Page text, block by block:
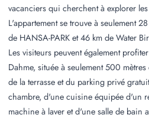
vacanciers qui cherchent à explorer
L'appartement se trouve à seulement
de HANSA-PARK et 46 km de Water
Les visiteurs peuvent également
Dahme, située à seulement 500
de la terrasse et du parking privé
chambre, d'une cuisine équipée d'un
machine à laver et d'une salle de bain